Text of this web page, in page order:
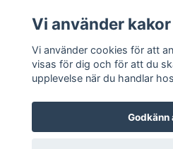
Läs mer
Vi använder kakor
Vi använder cookies för att
visas för dig och för att du
upplevelse när du handlar
Godkänn